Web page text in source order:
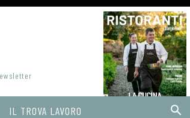
IL TROVA LAVORO